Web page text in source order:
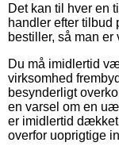
Det kan til hver en
handler efter tilbud
bestiller, så man
Du må imidlertid
virksomhed
besynderligt
en varsel om en
er imidlertid
overfor uoprigtige